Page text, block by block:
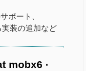
ポート、
装の追加など
mobx6 ·